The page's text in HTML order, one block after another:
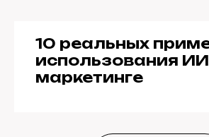
10 реальных
использования
маркетинге